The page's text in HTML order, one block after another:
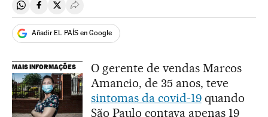
Compartir en Whatsapp
Compartir en Facebook
Compartir en Twitter
Desplegar Redes Sociales
Añadir EL PAÍS en Google
MAIS INFORMAÇÕES
O gerente de vendas Marcos
Amancio, de 35 anos, teve
sintomas da covid-19quando
São Paulo contava apenas 19